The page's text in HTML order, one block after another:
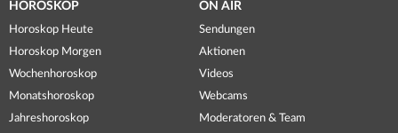
HOROSKOP
Horoskop Heute
Horoskop Morgen
Wochenhoroskop
Monatshoroskop
Jahreshoroskop
ON AIR
Sendungen
Aktionen
Videos
Webcams
Moderatoren & Team